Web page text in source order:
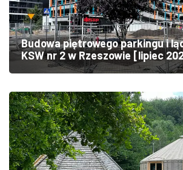
Budowa piętrowego parkingu i
KSW nr 2 w Rzeszowie [lipiec